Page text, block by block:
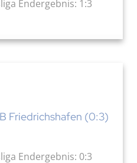
Endergebnis: 1:3
Friedrichshafen (0:3)
Endergebnis: 0:3